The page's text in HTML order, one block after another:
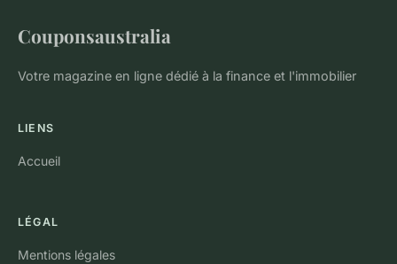
Couponsaustralia
Votre magazine en ligne dédié à la finance et l'immobilier
LIENS
Accueil
LÉGAL
Mentions légales